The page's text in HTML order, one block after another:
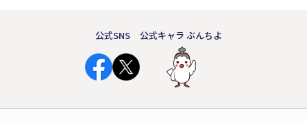
公式SNS 公式キャラ ぶんちよ